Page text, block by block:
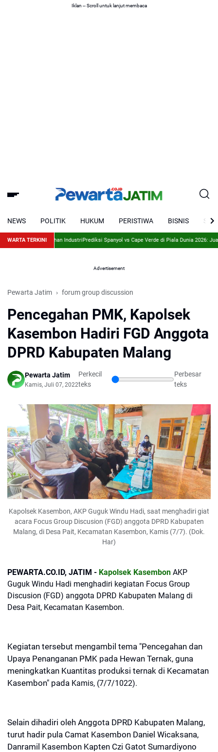
Iklan -- Scroll untuk lanjut membaca
NEWS POLITIK HUKUM PERISTIWA BISNIS
WARTA TERKINI
Sesuai Kebutuhan IndustriPrediksi Spanyol vs Cape Verde di Piala Dunia 2026: Juara
Advertisement
Pewarta Jatim forum group discussion
Pencegahan PMK, Kapolsek
Kasembon Hadiri FGD Anggota
DPRD Kabupaten Malang
Pewarta Jatim
Kamis, Juli 07, 2022
Perkecil
teks
Perbesar
teks
Kapolsek Kasembon, AKP Guguk Windu Hadi, saat menghadiri giat
acara Focus Group Discusion (FGD) anggota DPRD Kabupaten
Malang, di Desa Pait, Kecamatan Kasembon, Kamis (7/7). (Dok.
Har)
PEWARTA.CO.ID, JATIM - Kapolsek Kasembon AKP
Guguk Windu Hadi menghadiri kegiatan Focus Group
Discusion (FGD) anggota DPRD Kabupaten Malang di
Desa Pait, Kecamatan Kasembon.
Kegiatan tersebut mengambil tema "Pencegahan dan
Upaya Penanganan PMK pada Hewan Ternak, guna
meningkatkan Kuantitas produksi ternak di Kecamatan
Kasembon" pada Kamis, (7/7/1022).
Selain dihadiri oleh Anggota DPRD Kabupaten Malang,
turut hadir pula Camat Kasembon Daniel Wicaksana,
Danramil Kasembon Kapten Czi Gatot Sumardiyono